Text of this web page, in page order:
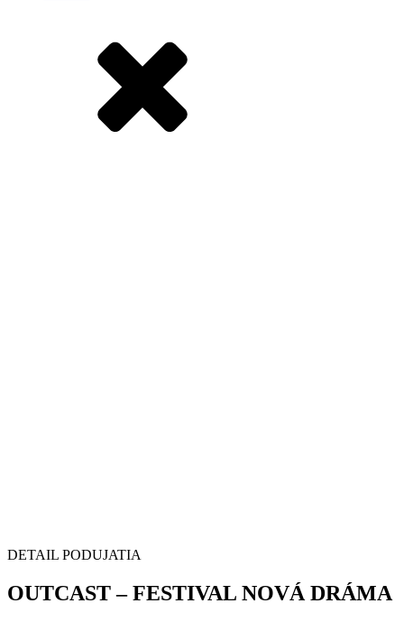
DETAIL PODUJATIA
OUTCAST – FESTIVAL NOVÁ DRÁMA